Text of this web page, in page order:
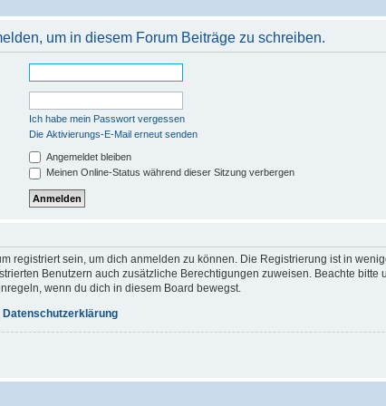
um in diesem Forum Beiträge zu schreiben.
Ich habe mein Passwort vergessen
Die Aktivierungs-E-Mail erneut senden
Angemeldet bleiben
Meinen Online-Status während dieser Sitzung verbergen
registriert sein, um dich anmelden zu können. Die Registrierung ist in
Benutzern auch zusätzliche Berechtigungen zuweisen. Beachte
wenn du dich in diesem Board bewegst.
Datenschutzerklärung